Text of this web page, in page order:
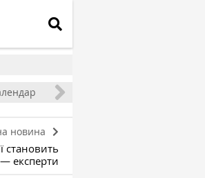
новина
становить
експерти